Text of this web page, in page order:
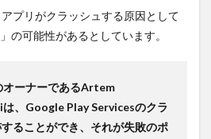
プリがクラッシュする原因として
の可能性があるとしています。
オーナーであるArtem
、Google Play Servicesのクラ
ることができ、それが失敗のポ